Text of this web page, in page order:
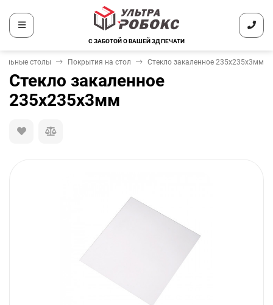
С ЗАБОТОЙ О ВАШЕЙ 3Д ПЕЧАТИ
столы Покрытия на стол Стекло закаленное 235х235х3мм
Стекло закаленное
235х235х3мм